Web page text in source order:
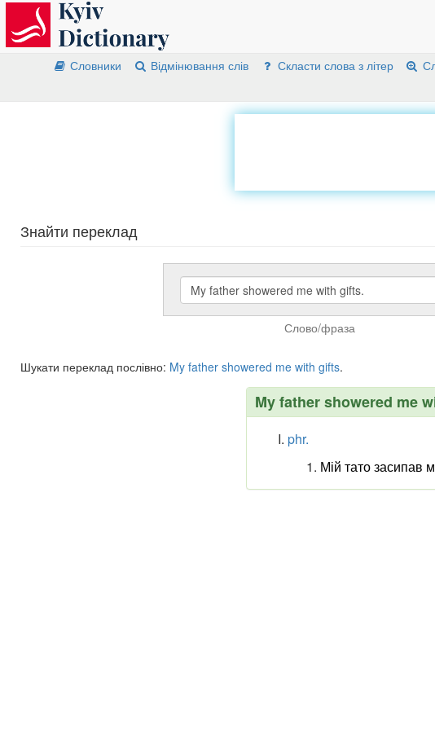
Словники Відмінювання слів Скласти слова з літер
Знайти переклад
Слово/фраза
Шукати переклад послівно: My father showered me with gifts.
My father showered me
phr.
Мій тато засипав